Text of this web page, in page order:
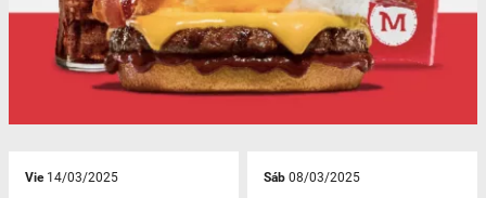
Vie14/03/2025 Sáb 08/03/2025